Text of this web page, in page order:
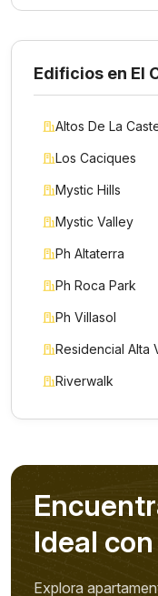
Edificios en El
Altos De La
Los Caciques
Mystic Hills
Mystic Valley
Ph Altaterra
Ph Roca Park
Ph Villasol
Residencial Alta
Riverwalk
Encuentr
Ideal con
Explora